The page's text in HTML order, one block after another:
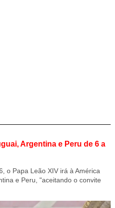
Argentina e Peru de 6 a
o Papa Leão XIV irá à América
e Peru, "aceitando o convite